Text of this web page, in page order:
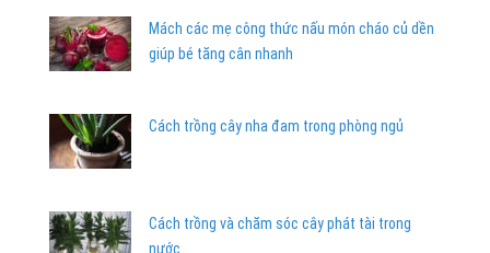
Mách các mẹ công thức nấu món cháo củ dền
giúp bé tăng cân nhanh
Cách trồng cây nha đam trong phòng ngủ
Cách trồng và chăm sóc cây phát tài trong
nước